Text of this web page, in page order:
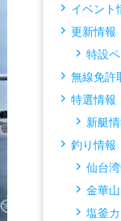
イベント
更新情報
特設
無線免許
特選情報
新艇
釣り情報
仙台
金華
塩釜